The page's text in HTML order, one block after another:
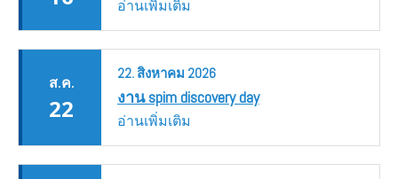
อ่านเพิ่มเติม
ส.ค.
22
22.สิงหาคม 2026
งาน spim discovery day
อ่านเพิ่มเติม